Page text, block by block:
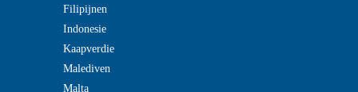
Filipijnen
Indonesie
Kaapverdie
Malediven
Malta